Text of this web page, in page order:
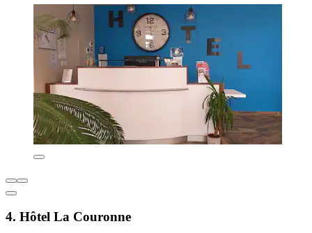
4. Hôtel La Couronne